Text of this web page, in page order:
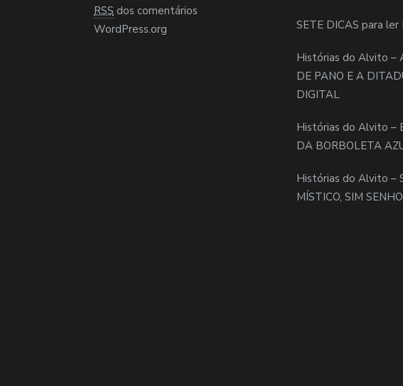
RSS dos comentários
WordPress.org
SETE DICAS para ler
Histórias do Alvito –
DE PANO E A
DIGITAL
Histórias do Alvito –
DA BORBOLETA
Histórias do Alvito –
MÍSTICO, SIM